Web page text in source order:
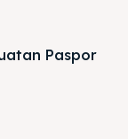
Paspor